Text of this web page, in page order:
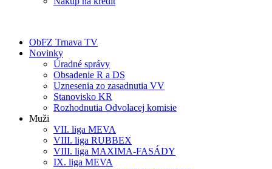
ObFZ Trnava TV
Novinky
Úradné správy
Obsadenie R a DS
Uznesenia zo zasadnutia VV
Stanovisko KR
Rozhodnutia Odvolacej komisie
Muži
VII. liga MEVA
VIII. liga RUBBEX
VIII. liga MAXIMA-FASÁDY
IX. liga MEVA